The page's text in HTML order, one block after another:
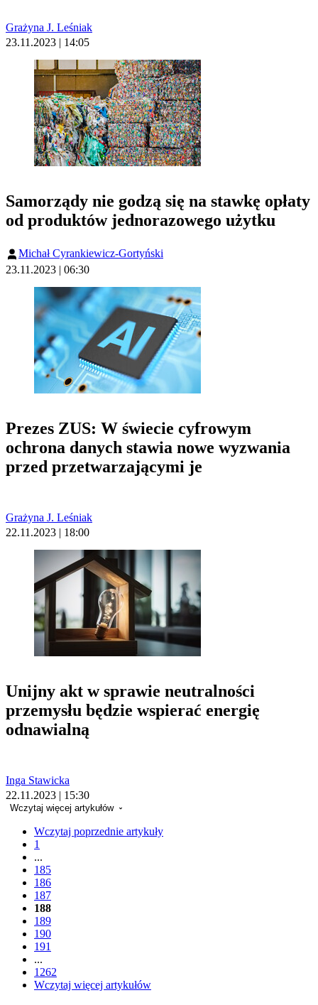
Grażyna J. Leśniak
23.11.2023 | 14:05
Samorządy nie godzą się na stawkę opłaty
od produktów jednorazowego użytku
Michał Cyrankiewicz-Gortyński
23.11.2023 | 06:30
Prezes ZUS: W świecie cyfrowym
ochrona danych stawia nowe wyzwania
przed przetwarzającymi je
Grażyna J. Leśniak
22.11.2023 | 18:00
Unijny akt w sprawie neutralności
przemysłu będzie wspierać energię
odnawialną
Inga Stawicka
22.11.2023 | 15:30
Wczytaj więcej artykułów
Wczytaj poprzednie artykuły
1
...
185
186
187
188
189
190
191
...
1262
Wczytaj więcej artykułów